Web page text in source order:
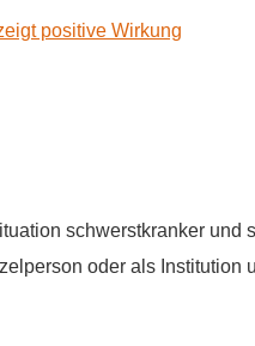
positive Wirkung
schwerstkranker
oder als Institution